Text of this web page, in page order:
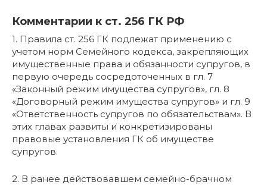
Комментарии к ст. 256 ГК РФ
1. Правила ст. 256 ГК подлежат применению с
учетом норм Семейного кодекса, закрепляющих
имущественные права и обязанности супругов, в
первую очередь сосредоточенных в гл. 7
«Законный режим имущества супругов», гл. 8
«Договорный режим имущества супругов» и гл. 9
«Ответственность супругов по обязательствам». В
этих главах развиты и конкретизированы
правовые установления ГК об имуществе
супругов.
2. В ранее действовавшем семейно-брачном